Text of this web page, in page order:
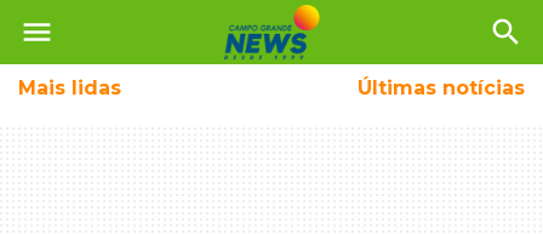
menu search
Mais lidas Últimas notícias